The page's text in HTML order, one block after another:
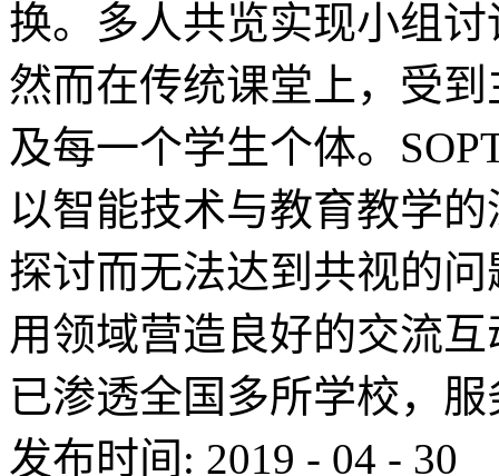
换。多人共览实现小组
然而在传统课堂上，受
及每一个学生个体。
以智能技术与教育教学
探讨而无法达到共视的
用领域营造良好的交流
已渗透全国多所学校，
发布时间: 2019 - 04 - 30